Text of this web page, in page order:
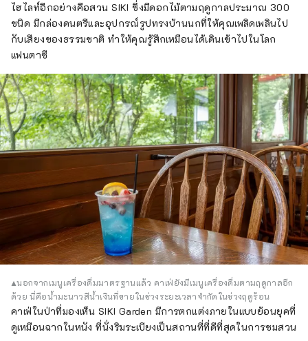
ไฮไลท์อีกอย่างคือสวน SIKI ซึ่งมีดอกไม้ตามฤดูกาลประมาณ 300
ชนิด มีกล่องดนตรีและอุปกรณ์รูปทรงบ้านนกที่ให้คุณเพลิดเพลินไป
กับเสียงของธรรมชาติ ทำให้คุณรู้สึกเหมือนได้เดินเข้าไปในโลก
แฟนตาซี
▲นอกจากเมนูเครื่องดื่มมาตรฐานแล้ว คาเฟ่ยังมีเมนูเครื่องดื่มตามฤดูกาลอีก
ด้วย นี่คือน้ำมะนาวสีน้ำเงินที่ขายในช่วงระยะเวลาจำกัดในช่วงฤดูร้อน
คาเฟ่ในป่าที่มองเห็น SIKI Garden มีการตกแต่งภายในแบบย้อนยุคที่
ดูเหมือนฉากในหนัง ที่นั่งริมระเบียงเป็นสถานที่ที่ดีที่สุดในการชมสวน